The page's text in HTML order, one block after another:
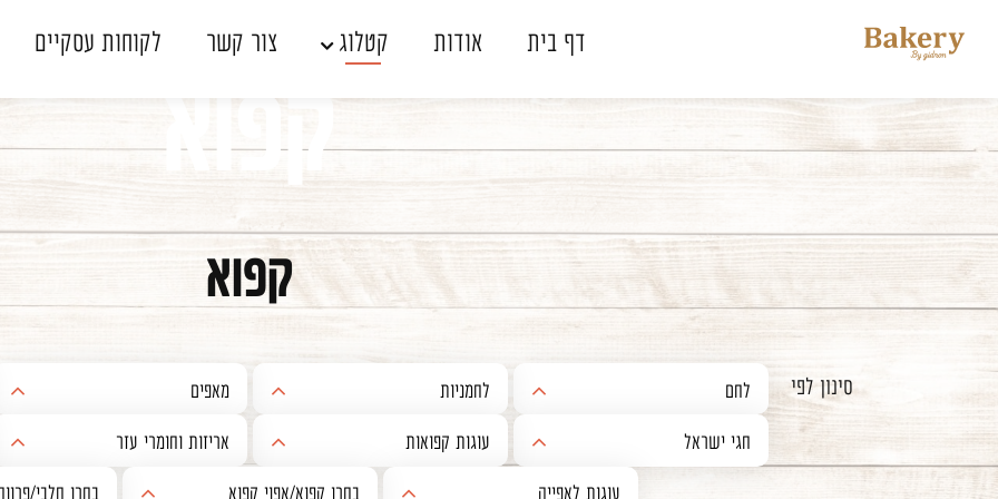
דף בית אודות קטלוג צור קשר לקוחות עסקיים
קפוא
קפוא
לחם
באגטים
לחם שאור
לחמניות
לחמניות
פיתות אפויות קפואות
מאפים
מאפים אישיים לאפייה- חלבי
מאפים מלוחים לאפייה - חלבי
חגי ישראל עוגות קפואות
עוגות מוס - חלבי
אריזות וחומרי עזר
אריזות
עוגות לאפייה בחרו קפוא/אפוי קפוא בחרו חלבי/